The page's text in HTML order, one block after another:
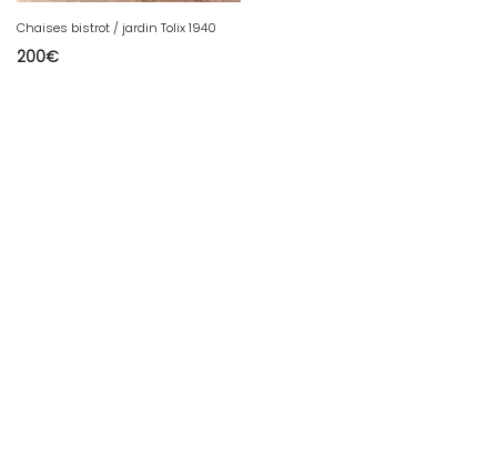
Chaises bistrot / jardin Tolix 1940
200€